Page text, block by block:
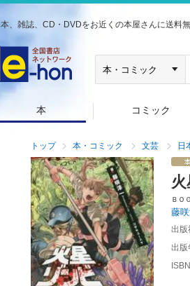
本、雑誌、CD・DVDをお近くの本屋さんに送料
本 コミック
トップ 本・コミック 文芸 日
ＢＯ
藤
出版
出版